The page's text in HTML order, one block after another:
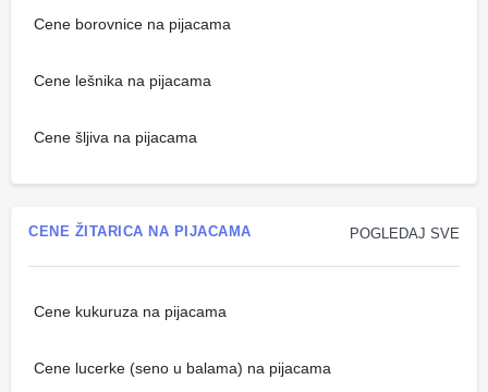
Cene borovnice na pijacama
Cene lešnika na pijacama
Cene šljiva na pijacama
POGLEDAJ SVE
CENE ŽITARICA NA PIJACAMA
Cene kukuruza na pijacama
Cene lucerke (seno u balama) na pijacama